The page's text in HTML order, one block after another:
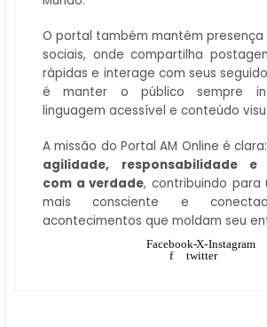
O portal também mantém presença
sociais, onde compartilha
rápidas e interage com seus
é manter o público sempre
linguagem acessível e conteúdo
A missão do Portal AM Online é clara:
agilidade, responsabilidade e
com a verdade, contribuindo para
mais consciente e
acontecimentos que moldam seu
Facebook-
f
X-
twitter
Instagram